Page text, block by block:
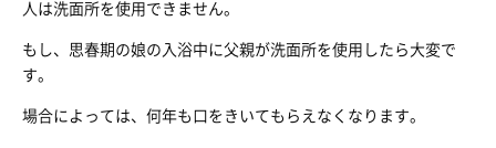
人は洗面所を使用できません。
もし、思春期の娘の入浴中に父親が洗面所を使用したら大変で
す。
場合によっては、何年も口をきいてもらえなくなります。